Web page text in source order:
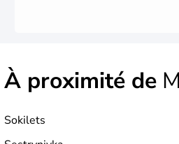
À proximité de
Sokilets